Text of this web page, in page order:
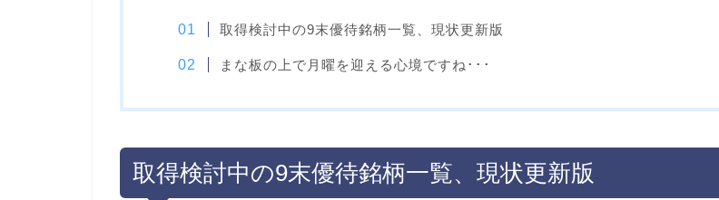
取得検討中の9末優待銘柄一覧、現状更新版
まな板の上で月曜を迎える心境ですね･･･
取得検討中の9末優待銘柄一覧、現状更新版